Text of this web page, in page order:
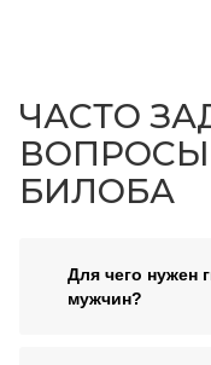
ЧАСТО
БИЛОБА
Для чего нужен
мужчин?